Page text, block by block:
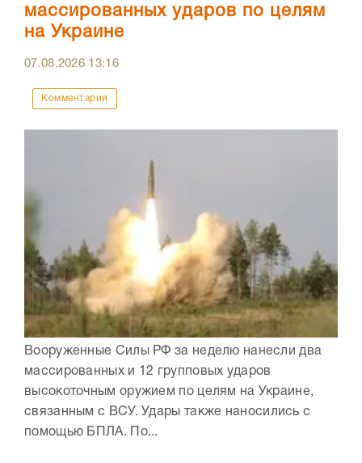
массированных ударов по целям
на Украине
07.08.2026 13:16
Комментарии
Вооруженные Силы РФ за неделю нанесли два
массированных и 12 групповых ударов
высокоточным оружием по целям на Украине,
связанным с ВСУ. Удары также наносились с
помощью БПЛА. По...